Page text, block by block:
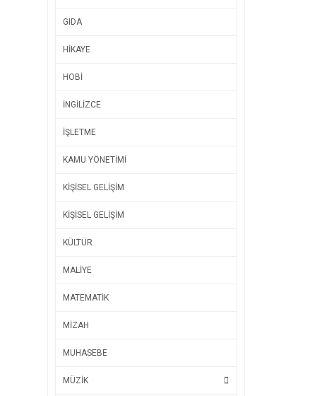
GIDA
HİKAYE
HOBİ
İNGİLİZCE
İŞLETME
KAMU YÖNETİMİ
KİŞİSEL GELİŞİM
KİŞİSEL GELİŞİM
KÜLTÜR
MALİYE
MATEMATİK
MİZAH
MUHASEBE
MÜZİK